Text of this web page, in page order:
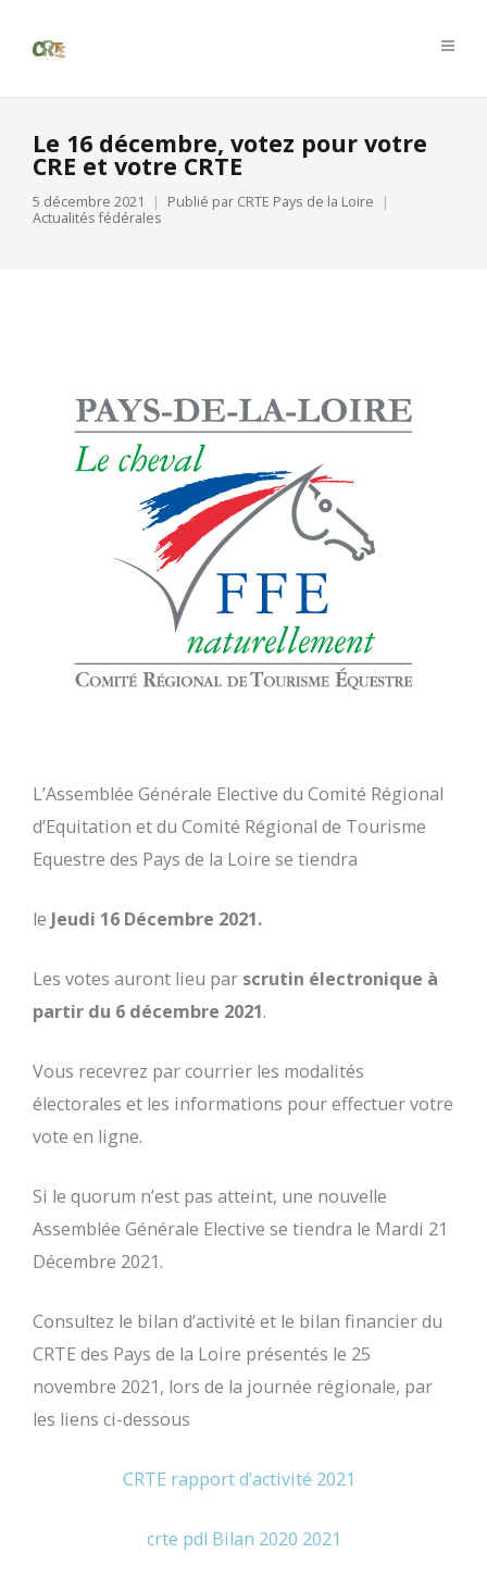
Le 16 décembre, votez pour votre
CRE et votre CRTE
5 décembre 2021 Publié par CRTE Pays de la Loire
Actualités fédérales
L’Assemblée Générale Elective du Comité Régional
d’Equitation et du Comité Régional de Tourisme
Equestre des Pays de la Loire se tiendra
le Jeudi 16 Décembre 2021.
Les votes auront lieu par scrutin électronique à
partir du 6 décembre 2021.
Vous recevrez par courrier les modalités
électorales et les informations pour effectuer votre
vote en ligne.
Si le quorum n’est pas atteint, une nouvelle
Assemblée Générale Elective se tiendra le Mardi 21
Décembre 2021.
Consultez le bilan d’activité et le bilan financier du
CRTE des Pays de la Loire présentés le 25
novembre 2021, lors de la journée régionale, par
les liens ci-dessous
CRTE rapport d’activité 2021
crte pdl Bilan 2020 2021